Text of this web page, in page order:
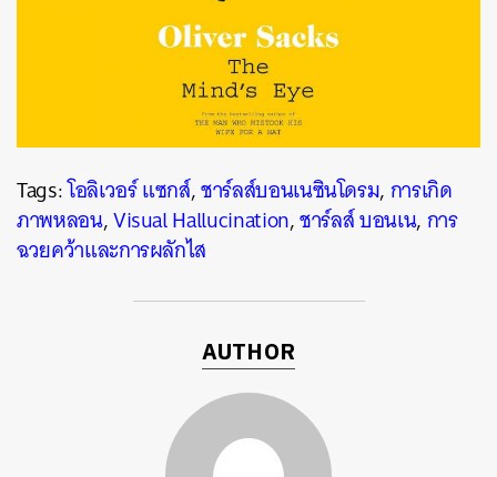
Tags:โอลิเวอร์ แซกส์,ชาร์ลส์บอนเนซินโดรม,การเกิด
ภาพหลอน,Visual Hallucination,ชาร์ลส์ บอนเน,การ
ฉวยคว้าและการผลักไส
AUTHOR